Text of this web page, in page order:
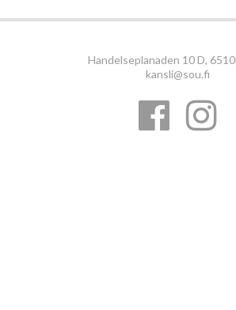
Handelseplanaden 10 D,
kansli@sou.fi